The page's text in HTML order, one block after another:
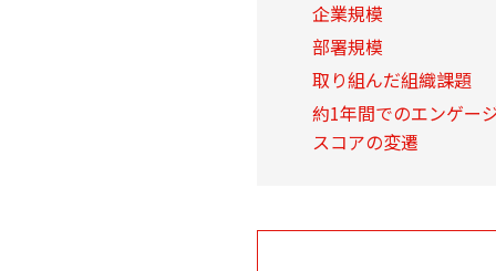
企業規模
部署規模
取り組んだ組織課題
約1年間でのエンゲー
スコアの変遷